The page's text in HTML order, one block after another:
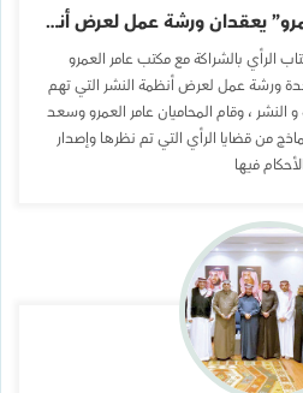
جمعية “رأي” و “عامر العمرو” يعقدان ورشة عمل لعرض أنظمة النشر في جدة
الرأي بالشراكة مع مكتب عامر العمرو
ورشة عمل لعرض أنظمة النشر التي تهم
النشر ، وقام المحاميان عامر العمرو وسعد
من قضايا الرأي التي تم نظرها وإصدار
الأحكام فيها